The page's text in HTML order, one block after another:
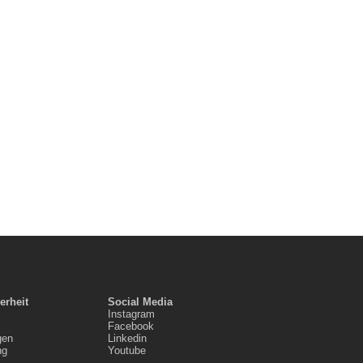
Social Media
Instagram
Facebook
Linkedin
Youtube